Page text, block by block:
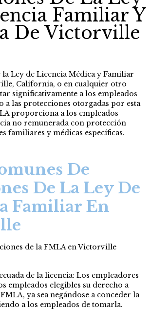
Familiar Y
De Victorville
la Ley de Licencia Médica y Familiar
California, o en cualquier otro
significativamente a los empleados
a las protecciones otorgadas por esta
proporciona a los empleados
no remunerada con protección
familiares y médicas específicas.
De
De La Ley De
Familiar En
de la FMLA en Victorville
de la licencia: Los empleadores
empleados elegibles su derecho a
ya sea negándose a conceder la
a los empleados de tomarla.